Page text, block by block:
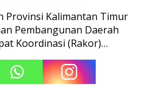
Provinsi Kalimantan Timur
Pembangunan Daerah
Koordinasi (Rakor)…